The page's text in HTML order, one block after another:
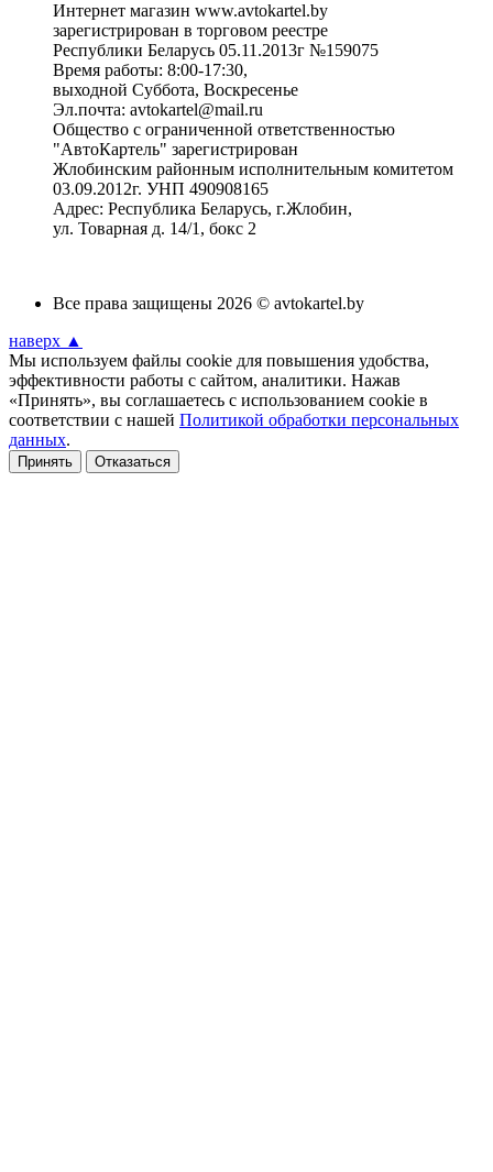
Интернет магазин www.avtokartel.by
зарегистрирован в торговом реестре
Республики Беларусь 05.11.2013г №159075
Время работы: 8:00-17:30,
выходной Суббота, Воскресенье
Эл.почта: avtokartel@mail.ru
Общество с ограниченной ответственностью
"АвтоКартель" зарегистрирован
Жлобинским районным исполнительным комитетом
03.09.2012г. УНП 490908165
Адрес: Республика Беларусь, г.Жлобин,
ул. Товарная д. 14/1, бокс 2
Все права защищены 2026 © avtokartel.by
наверх ▲
Мы используем файлы cookie для повышения удобства,
эффективности работы с сайтом, аналитики. Нажав
«Принять», вы соглашаетесь с использованием cookie в
соответствии с нашей Политикой обработки персональных
данных.
Принять Отказаться